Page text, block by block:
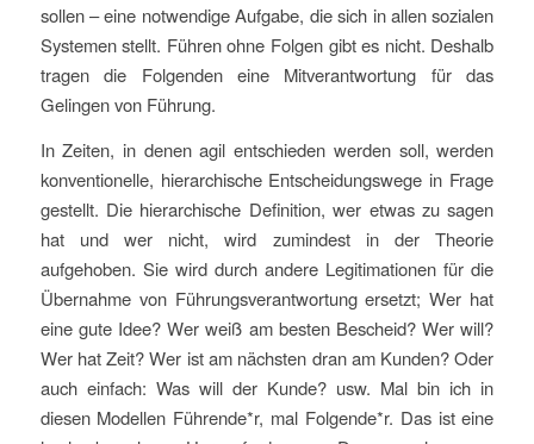
sollen – eine notwendige Aufgabe, die sich in allen sozialen
Systemen stellt. Führen ohne Folgen gibt es nicht. Deshalb
tragen die Folgenden eine Mitverantwortung für das
Gelingen von Führung.
In Zeiten, in denen agil entschieden werden soll, werden
konventionelle, hierarchische Entscheidungswege in Frage
gestellt. Die hierarchische Definition, wer etwas zu sagen
hat und wer nicht, wird zumindest in der Theorie
aufgehoben. Sie wird durch andere Legitimationen für die
Übernahme von Führungsverantwortung ersetzt; Wer hat
eine gute Idee? Wer weiß am besten Bescheid? Wer will?
Wer hat Zeit? Wer ist am nächsten dran am Kunden? Oder
auch einfach: Was will der Kunde? usw. Mal bin ich in
diesen Modellen Führende*r, mal Folgende*r. Das ist eine